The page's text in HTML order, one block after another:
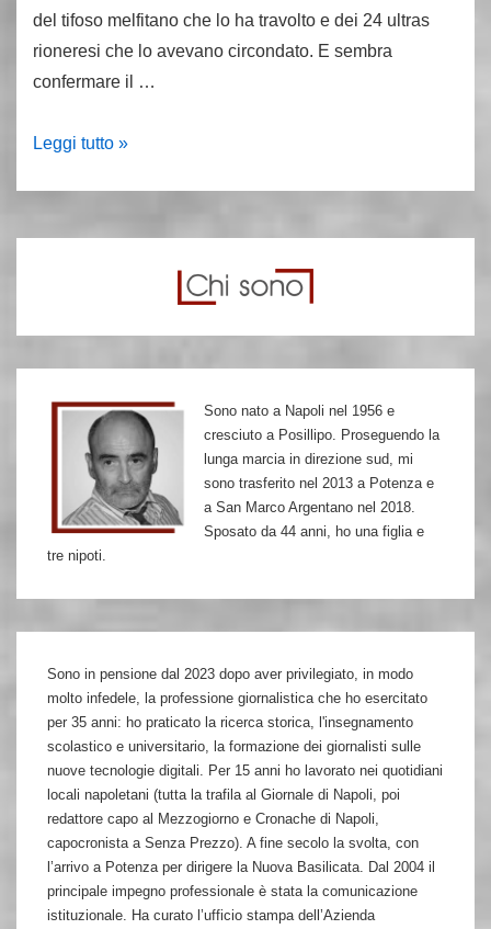
del tifoso melfitano che lo ha travolto e dei 24 ultras
rioneresi che lo avevano circondato. E sembra
confermare il …
Il
Per
agguato.
L’accusa:
omicidio
Leggi tutto »
Sono nato a Napoli nel 1956 e
cresciuto a Posillipo. Proseguendo la
lunga marcia in direzione sud, mi
sono trasferito nel 2013 a Potenza e
a San Marco Argentano nel 2018.
Sposato da 44 anni, ho una figlia e
tre nipoti.
Sono in pensione dal 2023 dopo aver privilegiato, in modo
molto infedele, la professione giornalistica che ho esercitato
per 35 anni: ho praticato la ricerca storica, l'insegnamento
scolastico e universitario, la formazione dei giornalisti sulle
nuove tecnologie digitali. Per 15 anni ho lavorato nei quotidiani
locali napoletani (tutta la trafila al Giornale di Napoli, poi
redattore capo al Mezzogiorno e Cronache di Napoli,
capocronista a Senza Prezzo). A fine secolo la svolta, con
l’arrivo a Potenza per dirigere la Nuova Basilicata. Dal 2004 il
principale impegno professionale è stata la comunicazione
istituzionale. Ha curato l’ufficio stampa dell’Azienda